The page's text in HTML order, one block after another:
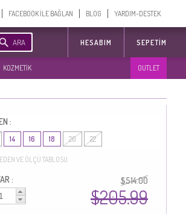
FACEBOOK İLE BAĞLAN BLOG YARDIM-DESTEK
ARA HESABIM SEPETIM
KOZMETİK OUTLET
:
14 16 18 20 22
VE ÖLÇÜ TABLOSU
: $514.00
$205.99